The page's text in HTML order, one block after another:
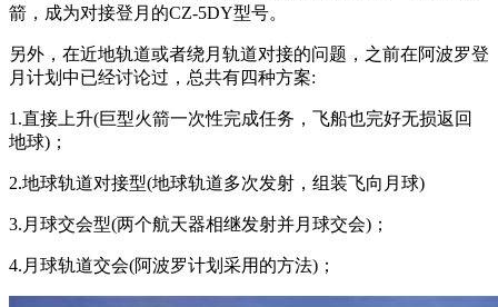
箭，成为对接登月的CZ-5DY型号。
另外，在近地轨道或者绕月轨道对接的问题，之前在阿波罗登
月计划中已经讨论过，总共有四种方案:
1.直接上升(巨型火箭一次性完成任务，飞船也完好无损返回
地球)；
2.地球轨道对接型(地球轨道多次发射，组装飞向月球)
3.月球交会型(两个航天器相继发射并月球交会)；
4.月球轨道交会(阿波罗计划采用的方法)；